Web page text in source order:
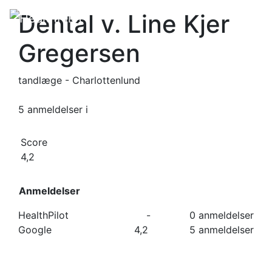
Dental v. Line Kjer
Gregersen
tandlæge - Charlottenlund
5 anmeldelser i
Score
4,2
Anmeldelser
HealthPilot
-
0 anmeldelser
Google
4,2 5 anmeldelser